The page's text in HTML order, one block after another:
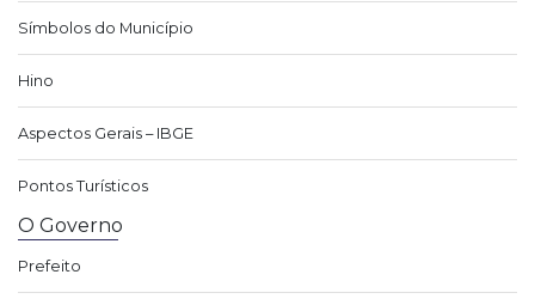
Símbolos do Município
Hino
Aspectos Gerais – IBGE
Pontos Turísticos
O Governo
Prefeito